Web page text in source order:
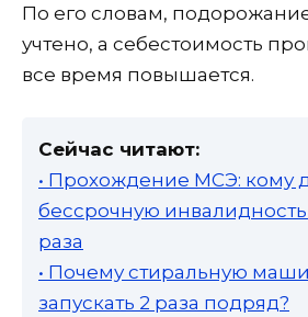
По его словам,
учтено, а себестоимость
все время повышается.
Сейчас читают:
• Прохождение МСЭ: кому
бессрочную
раза
• Почему стиральную
запускать 2 раза подряд?